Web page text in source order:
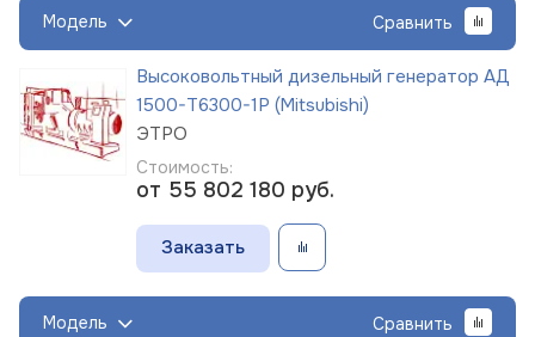
Модель Сравнить
Высоковольтный дизельный генератор АД
1500-Т6300-1Р (Mitsubishi)
ЭТРО
Стоимость:
от 55 802 180 руб.
Заказать
Модель Сравнить